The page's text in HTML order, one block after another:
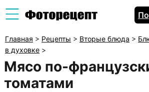
Главная > Рецепты > Вторые блюда >
в духовке >
Мясо по-
томатами